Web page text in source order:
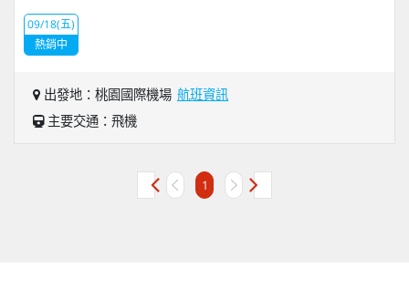
09/18(五)
熱銷中
出發地：桃園國際機場 航班資訊
主要交通：飛機
1